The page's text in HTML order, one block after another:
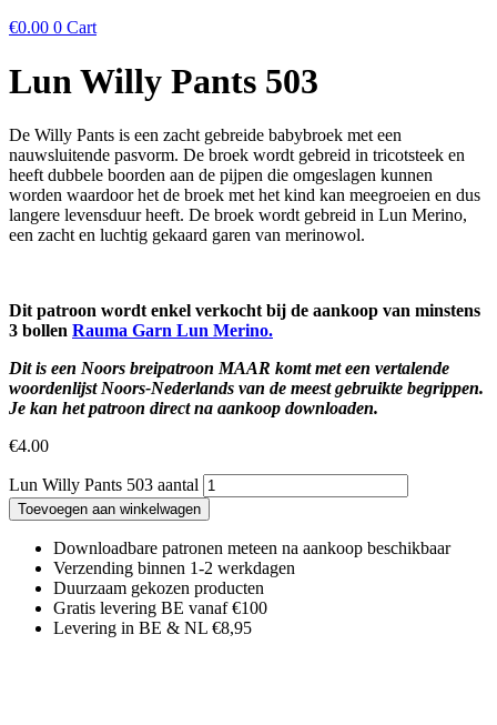
€0.00 0 Cart
Lun Willy Pants 503
De Willy Pants is een zacht gebreide babybroek met een
nauwsluitende pasvorm. De broek wordt gebreid in tricotsteek en
heeft dubbele boorden aan de pijpen die omgeslagen kunnen
worden waardoor het de broek met het kind kan meegroeien en dus
langere levensduur heeft. De broek wordt gebreid in Lun Merino,
een zacht en luchtig gekaard garen van merinowol.
Dit patroon wordt enkel verkocht bij de aankoop van minstens
3 bollen Rauma Garn Lun Merino.
Dit is een Noors breipatroon MAAR komt met een vertalende
woordenlijst Noors-Nederlands van de meest gebruikte begrippen.
Je kan het patroon direct na aankoop downloaden.
€4.00
Lun Willy Pants 503 aantal
Toevoegen aan winkelwagen
Downloadbare patronen meteen na aankoop beschikbaar
Verzending binnen 1-2 werkdagen
Duurzaam gekozen producten
Gratis levering BE vanaf €100
Levering in BE & NL €8,95